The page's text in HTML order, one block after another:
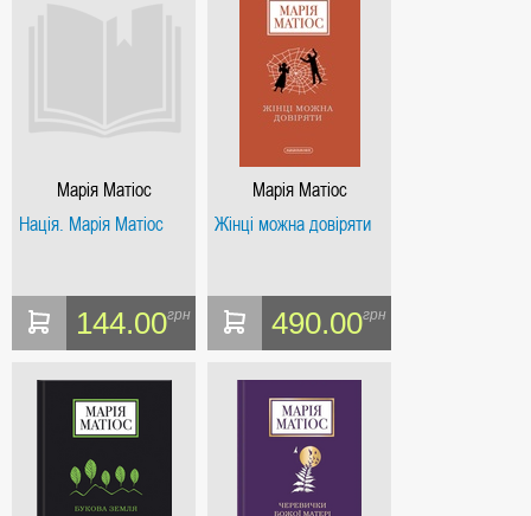
Марія Матіос
Нація. Марія Матіос
144.00грн
Марія Матіос
Жінці можна довіряти
490.00грн